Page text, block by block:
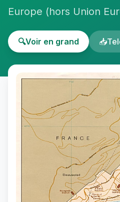
Europe (hors Union
🔍Voir en grand 📥